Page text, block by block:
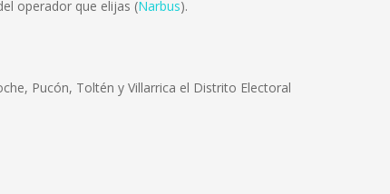
operador que elijas (Narbus).
Pucón, Toltén y Villarrica el Distrito Electoral